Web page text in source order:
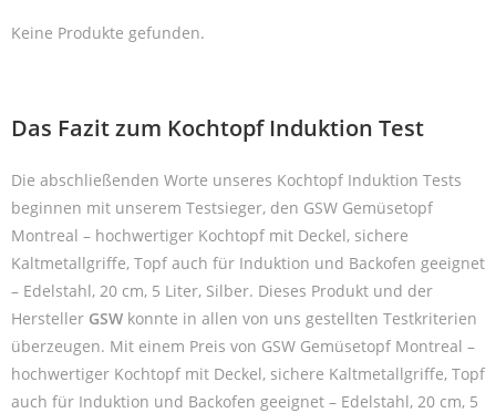
Keine Produkte gefunden.
Das Fazit zum Kochtopf Induktion Test
Die abschließenden Worte unseres Kochtopf Induktion Tests
beginnen mit unserem Testsieger, den GSW Gemüsetopf
Montreal – hochwertiger Kochtopf mit Deckel, sichere
Kaltmetallgriffe, Topf auch für Induktion und Backofen geeignet
– Edelstahl, 20 cm, 5 Liter, Silber. Dieses Produkt und der
Hersteller GSW konnte in allen von uns gestellten Testkriterien
überzeugen. Mit einem Preis von GSW Gemüsetopf Montreal –
hochwertiger Kochtopf mit Deckel, sichere Kaltmetallgriffe, Topf
auch für Induktion und Backofen geeignet – Edelstahl, 20 cm, 5